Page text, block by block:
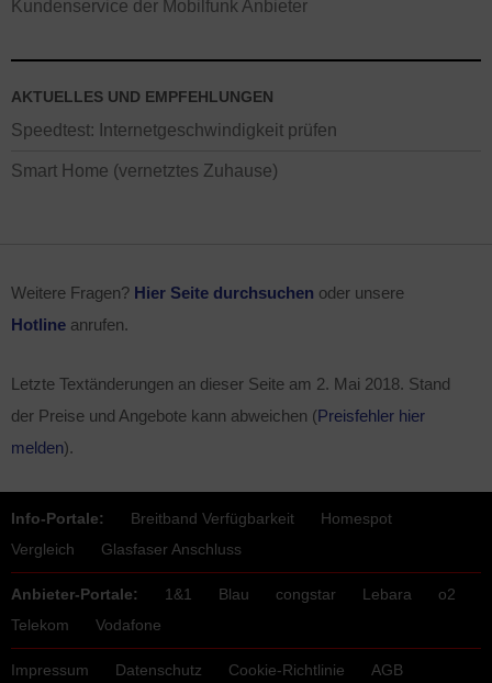
Kundenservice der Mobilfunk Anbieter
AKTUELLES UND EMPFEHLUNGEN
Speedtest: Internetgeschwindigkeit prüfen
Smart Home (vernetztes Zuhause)
Weitere Fragen? Hier Seite durchsuchen oder unsere
Hotline anrufen.
Letzte Textänderungen an dieser Seite am 2. Mai 2018. Stand
der Preise und Angebote kann abweichen (Preisfehler hier
melden).
Info-Portale: Breitband Verfügbarkeit
Homespot
Vergleich
Glasfaser Anschluss
Anbieter-Portale: 1&1 Blau congstar Lebara
o2
Telekom
Vodafone
Impressum Datenschutz Cookie-Richtlinie AGB